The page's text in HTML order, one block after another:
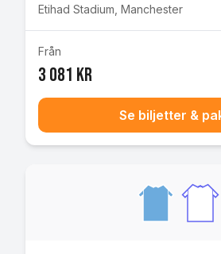
Etihad Stadium Manchester
Från
3 081 kr
Se biljetter &